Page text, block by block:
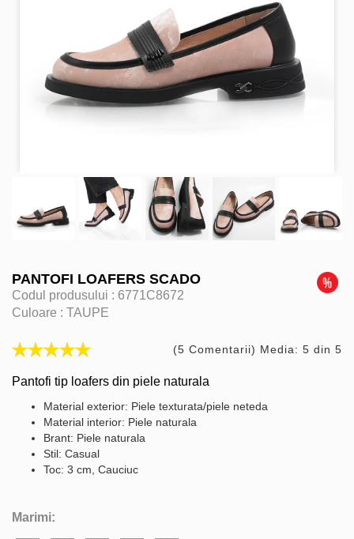
PANTOFI LOAFERS SCADO
Codul produsului : 6771C8672
Culoare : TAUPE
(5 Comentarii) Media: 5 din 5
Pantofi tip loafers din piele naturala
Material exterior: Piele texturata/piele neteda
Material interior: Piele naturala
Brant: Piele naturala
Stil: Casual
Toc: 3 cm, Cauciuc
Marimi: